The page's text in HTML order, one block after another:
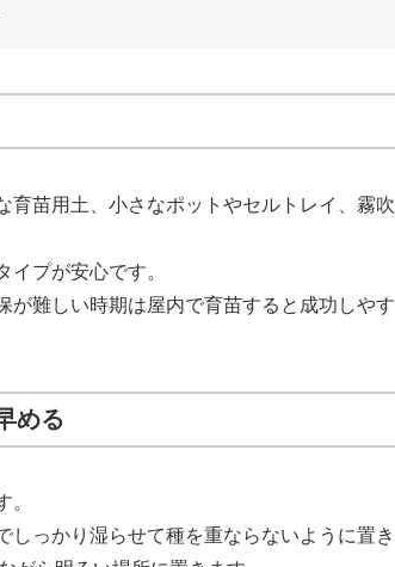
育苗用土、小さなポットやセルトレイ、霧
プが安心です。
難しい時期は屋内で育苗すると成功しや
める
。
っかり湿らせて種を重ならないように置き